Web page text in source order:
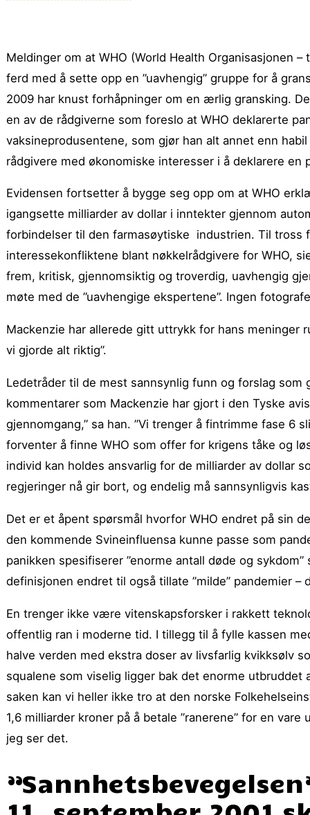
Meldinger om at WHO (World Health Organisasjonen
ferd med å sette opp en ”uavhengig” gruppe for å
2009 har knust forhåpninger om en ærlig gransking.
en av de rådgiverne som foreslo at WHO deklarerte
vaksineprodusentene, som gjør han alt annet enn
rådgivere med økonomiske interesser i å deklarere
Evidensen fortsetter å bygge seg opp om at WHO
igangsette milliarder av dollar i inntekter gjennom
forbindelser til den farmasøytiske industrien. Til tross
interessekonfliktene blant nøkkelrådgivere for WHO,
frem, kritisk, gjennomsiktig og troverdig, uavhengig
møte med de ”uavhengige ekspertene”. Ingen
Mackenzie har allerede gitt uttrykk for hans meninger
vi gjorde alt riktig”.
Ledetråder til de mest sannsynlig funn og forslag
kommentarer som Mackenzie har gjort i den Tyske
gjennomgang,” sa han. ”Vi trenger å fintrimme fase 6
forventer å finne WHO som offer for krigens tåke og
individ kan holdes ansvarlig for de milliarder av dollar
regjeringer nå gir bort, og endelig må sannsynligvis
Det er et åpent spørsmål hvorfor WHO endret på sin
den kommende Svineinfluensa kunne passe som
panikken spesifiserer ”enorme antall døde og
definisjonen endret til også tillate ”milde” pandemier
En trenger ikke være vitenskapsforsker i rakkett
offentlig ran i moderne tid. I tillegg til å fylle kassen
halve verden med ekstra doser av livsfarlig kvikksølv
squalene som viselig ligger bak det enorme
saken kan vi heller ikke tro at den norske
1,6 milliarder kroner på å betale ”ranerene” for en
jeg ser det.